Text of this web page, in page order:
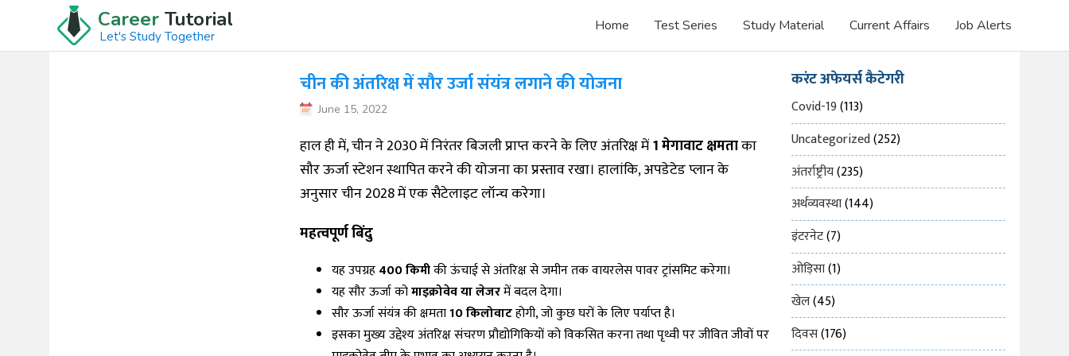
Career Tutorial
Let's Study Together
Home Test Series Study Material Current Affairs Job Alerts
चीन की अंतरिक्ष में सौर उर्जा संयंत्र लगाने की योजना
June 15, 2022
हाल ही में, चीन ने 2030 में निरंतर बिजली प्राप्त करने के लिए अंतरिक्ष में1 मेगावाट क्षमताका
सौर ऊर्जा स्टेशन स्थापित करने की योजना का प्रस्ताव रखा। हालांकि, अपडेटेड प्लान के
अनुसार चीन 2028 में एक सैटेलाइट लॉन्च करेगा।
महत्वपूर्ण बिंदु
यह उपग्रह400 किमीकी ऊंचाई से अंतरिक्ष से जमीन तक वायरलेस पावर ट्रांसमिट करेगा।
यह सौर ऊर्जा कोमाइक्रोवेव या लेजरमें बदल देगा।
सौर ऊर्जा संयंत्र की क्षमता10 किलोवाटहोगी, जो कुछ घरों के लिए पर्याप्त है।
इसका मुख्य उद्देश्य अंतरिक्ष संचरण प्रौद्योगिकियों को विकसित करना तथा पृथ्वी पर जीवित जीवों पर
करंट अफेयर्स कैटेगरी
Covid-19(113)
Uncategorized(252)
अंतर्राष्ट्रीय(235)
अर्थव्यवस्था(144)
इंटरनेट(7)
ओड़िसा(1)
खेल(45)
दिवस(176)